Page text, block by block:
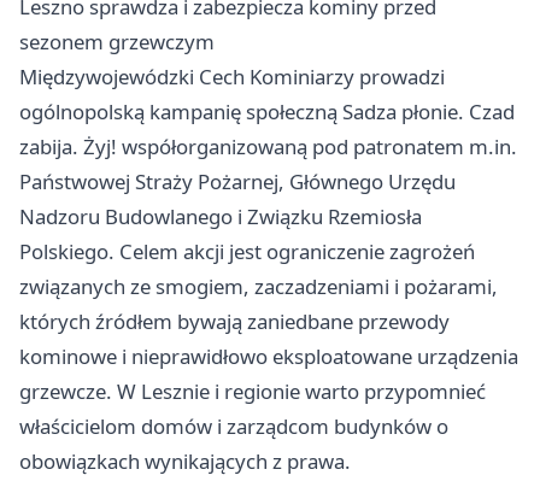
Leszno sprawdza i zabezpiecza kominy przed
sezonem grzewczym
Międzywojewódzki Cech Kominiarzy prowadzi
ogólnopolską kampanię społeczną Sadza płonie. Czad
zabija. Żyj! współorganizowaną pod patronatem m.in.
Państwowej Straży Pożarnej, Głównego Urzędu
Nadzoru Budowlanego i Związku Rzemiosła
Polskiego. Celem akcji jest ograniczenie zagrożeń
związanych ze smogiem, zaczadzeniami i pożarami,
których źródłem bywają zaniedbane przewody
kominowe i nieprawidłowo eksploatowane urządzenia
grzewcze. W Lesznie i regionie warto przypomnieć
właścicielom domów i zarządcom budynków o
obowiązkach wynikających z prawa.